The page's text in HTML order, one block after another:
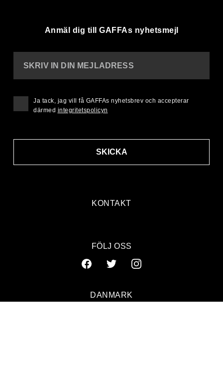
Anmäl dig till GAFFAs nyhetsmejl
KONTAKT
SKRIV IN DIN MEJLADRESS
SKICKA
Ja tack, jag vill få GAFFAs nyhetsbrev och accepterar
därmed integritetspolicyn
FÖLJ OSS
DANMARK